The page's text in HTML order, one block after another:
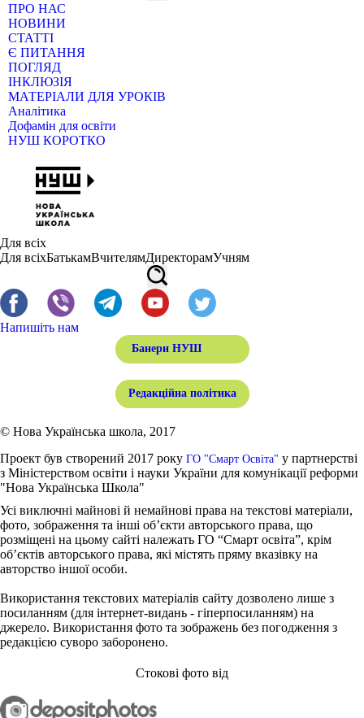
ПРО НАС
НОВИНИ
СТАТТІ
Є ПИТАННЯ
ПОГЛЯД
ІНКЛЮЗІЯ
МАТЕРІАЛИ ДЛЯ УРОКІВ
Аналітика
Дофамін для освіти
НУШ КОРОТКО
Для всіх
Для всіхБатькамВчителямДиректорамУчням
Напишіть нам
Банери НУШ
Редакційна політика
© Нова Українська школа, 2017
Проект був створений 2017 року ГО "Смарт Освіта" у партнерстві
з Міністерством освіти і науки України для комунікації реформи
"Нова Українська Школа"
Усі виключні майнові й немайнові права на текстові матеріали,
фото, зображення та інші об’єкти авторського права, що
розміщені на цьому сайті належать ГО “Смарт освіта”, крім
об’єктів авторського права, які містять пряму вказівку на
авторство іншої особи.
Використання текстових матеріалів сайту дозволено лише з
посиланням (для інтернет-видань - гіперпосиланням) на
джерело. Використання фото та зображень без погодження з
редакцією суворо заборонено.
Стокові фото від